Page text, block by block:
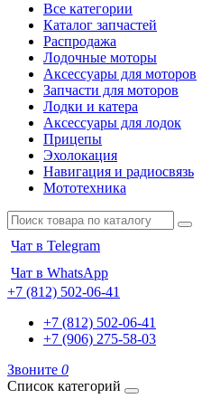
Все категории
Каталог запчастей
Распродажа
Лодочные моторы
Аксессуары для моторов
Запчасти для моторов
Лодки и катера
Аксессуары для лодок
Прицепы
Эхолокация
Навигация и радиосвязь
Мототехника
Чат в Telegram
Чат в WhatsApp
+7 (812) 502-06-41
+7 (812) 502-06-41
+7 (906) 275-58-03
Звоните 0
Список категорий